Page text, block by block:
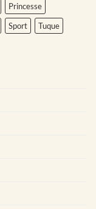
Princesse
Sport
Tuque